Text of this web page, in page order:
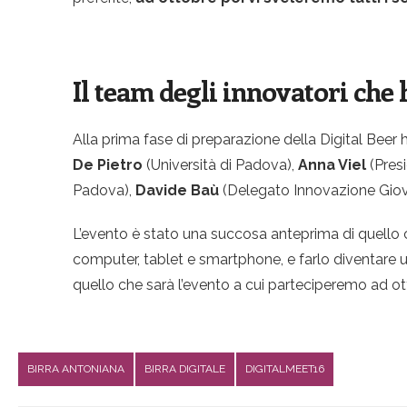
Il team degli innovatori che
Alla prima fase di preparazione della Digital
De Pietro (Università di Padova), Anna Viel
Padova), Davide Baù (Delegato Innovazione
L’evento è stato una succosa anteprima di
computer, tablet e smartphone, e farlo diventare
quello che sarà l’evento a cui parteciperemo ad
BIRRA ANTONIANA BIRRA DIGITALE DIGITALMEET16